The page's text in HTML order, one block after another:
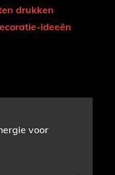
drukken
ideeën
voor